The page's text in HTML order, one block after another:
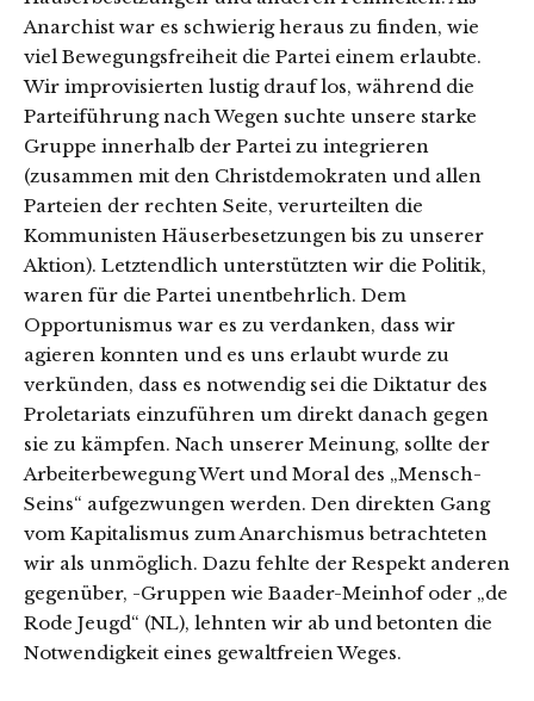
Anarchist war es schwierig heraus zu finden, wie
viel Bewegungsfreiheit die Partei einem erlaubte.
Wir improvisierten lustig drauf los, während die
Parteiführung nach Wegen suchte unsere starke
Gruppe innerhalb der Partei zu integrieren
(zusammen mit den Christdemokraten und allen
Parteien der rechten Seite, verurteilten die
Kommunisten Häuserbesetzungen bis zu unserer
Aktion). Letztendlich unterstützten wir die Politik,
waren für die Partei unentbehrlich. Dem
Opportunismus war es zu verdanken, dass wir
agieren konnten und es uns erlaubt wurde zu
verkünden, dass es notwendig sei die Diktatur des
Proletariats einzuführen um direkt danach gegen
sie zu kämpfen. Nach unserer Meinung, sollte der
Arbeiterbewegung Wert und Moral des „Mensch-
Seins“ aufgezwungen werden. Den direkten Gang
vom Kapitalismus zum Anarchismus betrachteten
wir als unmöglich. Dazu fehlte der Respekt anderen
gegenüber, -Gruppen wie Baader-Meinhof oder „de
Rode Jeugd“ (NL), lehnten wir ab und betonten die
Notwendigkeit eines gewaltfreien Weges.